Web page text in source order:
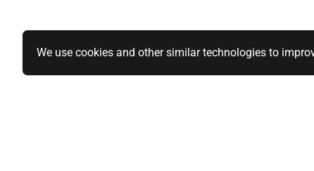
We use cookies and other similar technologies to